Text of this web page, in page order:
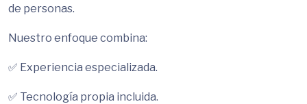
de personas.
Nuestro enfoque combina:
✅ Experiencia especializada.
✅ Tecnología propia incluida.